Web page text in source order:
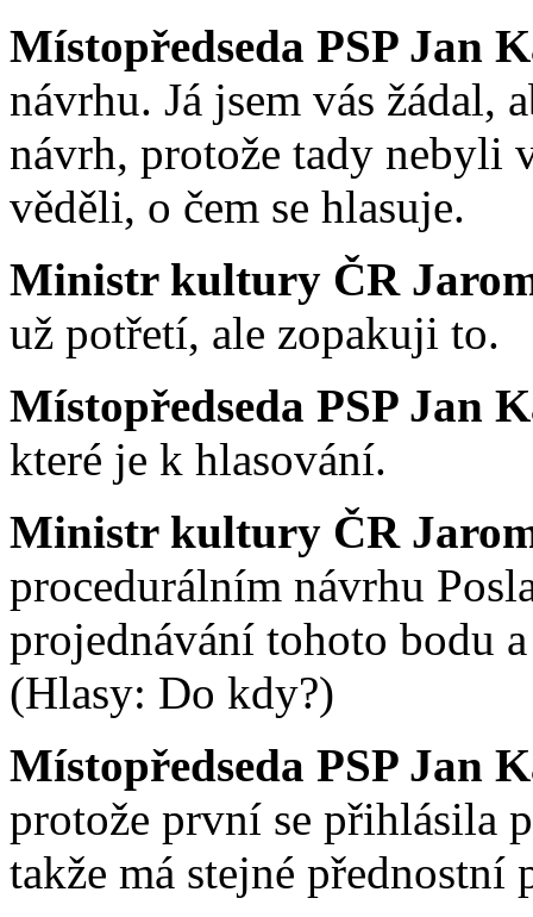
Místopředseda PSP Jan
návrhu. Já jsem vás žádal,
návrh, protože tady nebyli
věděli, o čem se hlasuje.
Ministr kultury ČR
už potřetí, ale zopakuji to.
Místopředseda PSP Jan
které je k hlasování.
Ministr kultury ČR
procedurálním návrhu
projednávání tohoto bodu
(Hlasy: Do kdy?)
Místopředseda PSP Jan
protože první se přihlásila
takže má stejné přednostní